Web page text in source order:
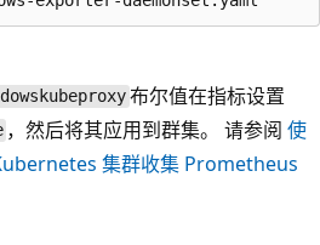
布尔值在指标设置
，然后将其应用到群集。 请参阅使
集群收集 Prometheus